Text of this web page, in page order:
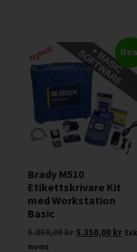
Brady M510
Etikettskrivare Kit
med Workstation
Basic
5.850,00kr5.350,00 kr
moms